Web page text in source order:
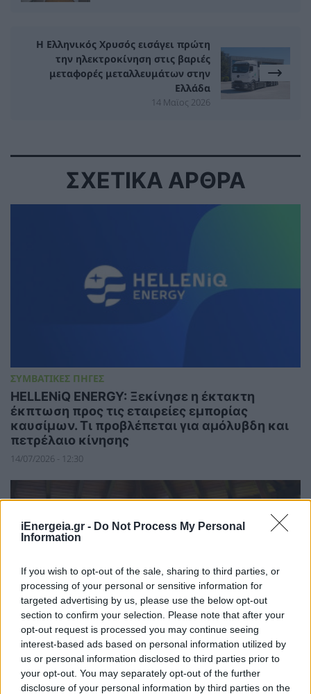
iEnergeia.gr - Do Not Process My Personal
Information
If you wish to opt-out of the sale, sharing to third parties, or
processing of your personal or sensitive information for
targeted advertising by us, please use the below opt-out
section to confirm your selection. Please note that after your
opt-out request is processed you may continue seeing
interest-based ads based on personal information utilized by
us or personal information disclosed to third parties prior to
your opt-out. You may separately opt-out of the further
disclosure of your personal information by third parties on the
Η Ελληνικός Χρυσός εισάγει πρώτη
την ηλεκτροκίνηση στις βαριές
μεταφορές μεταλλευμάτων στην
Ελλάδα
14 Μαϊος 2026
ΣΧΕΤΙΚΑ ΑΡΘΡΑ
ΣΥΜΒΑΤΙΚΕΣ ΠΗΓΕΣ
HELLENiQ ENERGY: Ξεκίνησε η έκτακτη
έκπτωση προς τις εταιρείες εμπορίας
καυσίμων. Τι προβλέπεται για αμόλυβδη και
πετρέλαιο κίνησης
14/07/2026 - 12:30
ΧΡΗΣΤΙΚΑ